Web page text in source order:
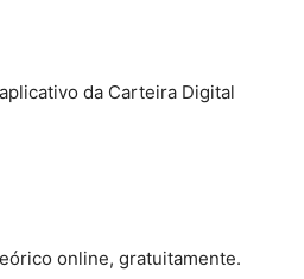
da Carteira Digital
online, gratuitamente.